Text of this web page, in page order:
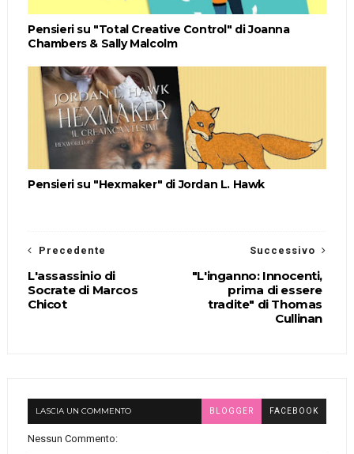
Pensieri su "Total Creative Control" di Joanna
Chambers & Sally Malcolm
Pensieri su "Hexmaker" di Jordan L. Hawk
Successivo
"L'inganno: Innocenti,
prima di essere
tradite" di Thomas
Cullinan
Precedente
L'assassinio di
Socrate di Marcos
Chicot
LASCIA UN COMMENTO BLOGGER FACEBOOK
Nessun Commento: